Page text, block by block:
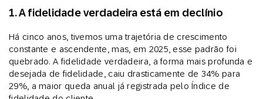
1. A fidelidade verdadeira está em declínio
Há cinco anos, tivemos uma trajetória de crescimento
constante e ascendente, mas, em 2025, esse padrão foi
quebrado. A fidelidade verdadeira, a forma mais profunda e
desejada de fidelidade, caiu drasticamente de 34% para
29%, a maior queda anual já registrada pelo Índice de